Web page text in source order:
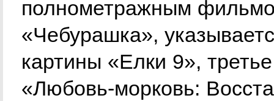
полнометражным
«Чебурашка»,
картины «Елки 9»,
«Любовь-морковь: